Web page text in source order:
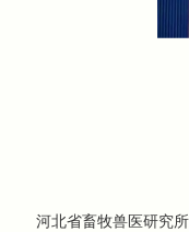
河北省畜牧兽医研究